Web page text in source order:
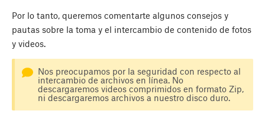
Por lo tanto, queremos comentarte algunos consejos y
pautas sobre la toma y el intercambio de contenido de fotos
y videos.
Nos preocupamos por la seguridad con respecto al
intercambio de archivos en línea. No
descargaremos videos comprimidos en formato Zip,
ni descargaremos archivos a nuestro disco duro.